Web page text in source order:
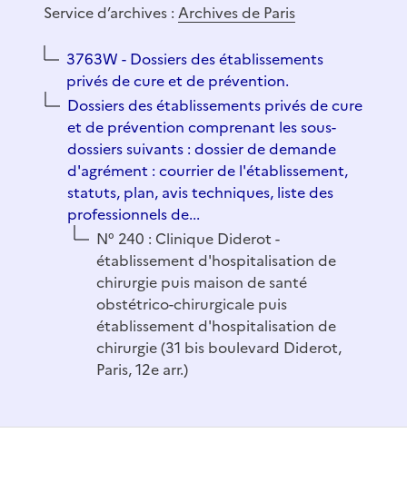
Service d’archives : Archives de Paris
3763W - Dossiers des établissements
privés de cure et de prévention.
Dossiers des établissements privés de cure
et de prévention comprenant les sous-
dossiers suivants : dossier de demande
d'agrément : courrier de l'établissement,
statuts, plan, avis techniques, liste des
professionnels de...
N° 240 : Clinique Diderot -
établissement d'hospitalisation de
chirurgie puis maison de santé
obstétrico-chirurgicale puis
établissement d'hospitalisation de
chirurgie (31 bis boulevard Diderot,
Paris, 12e arr.)